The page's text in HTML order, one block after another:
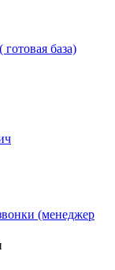
база)
(менеджер